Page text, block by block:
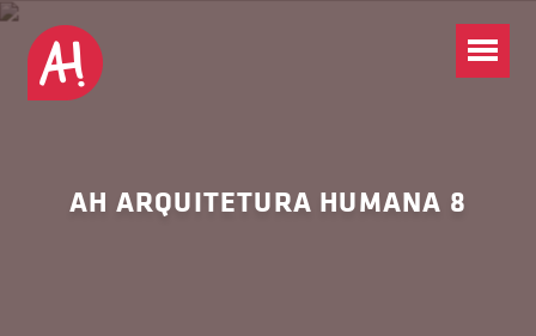
AH ARQUITETURA HUMANA 8